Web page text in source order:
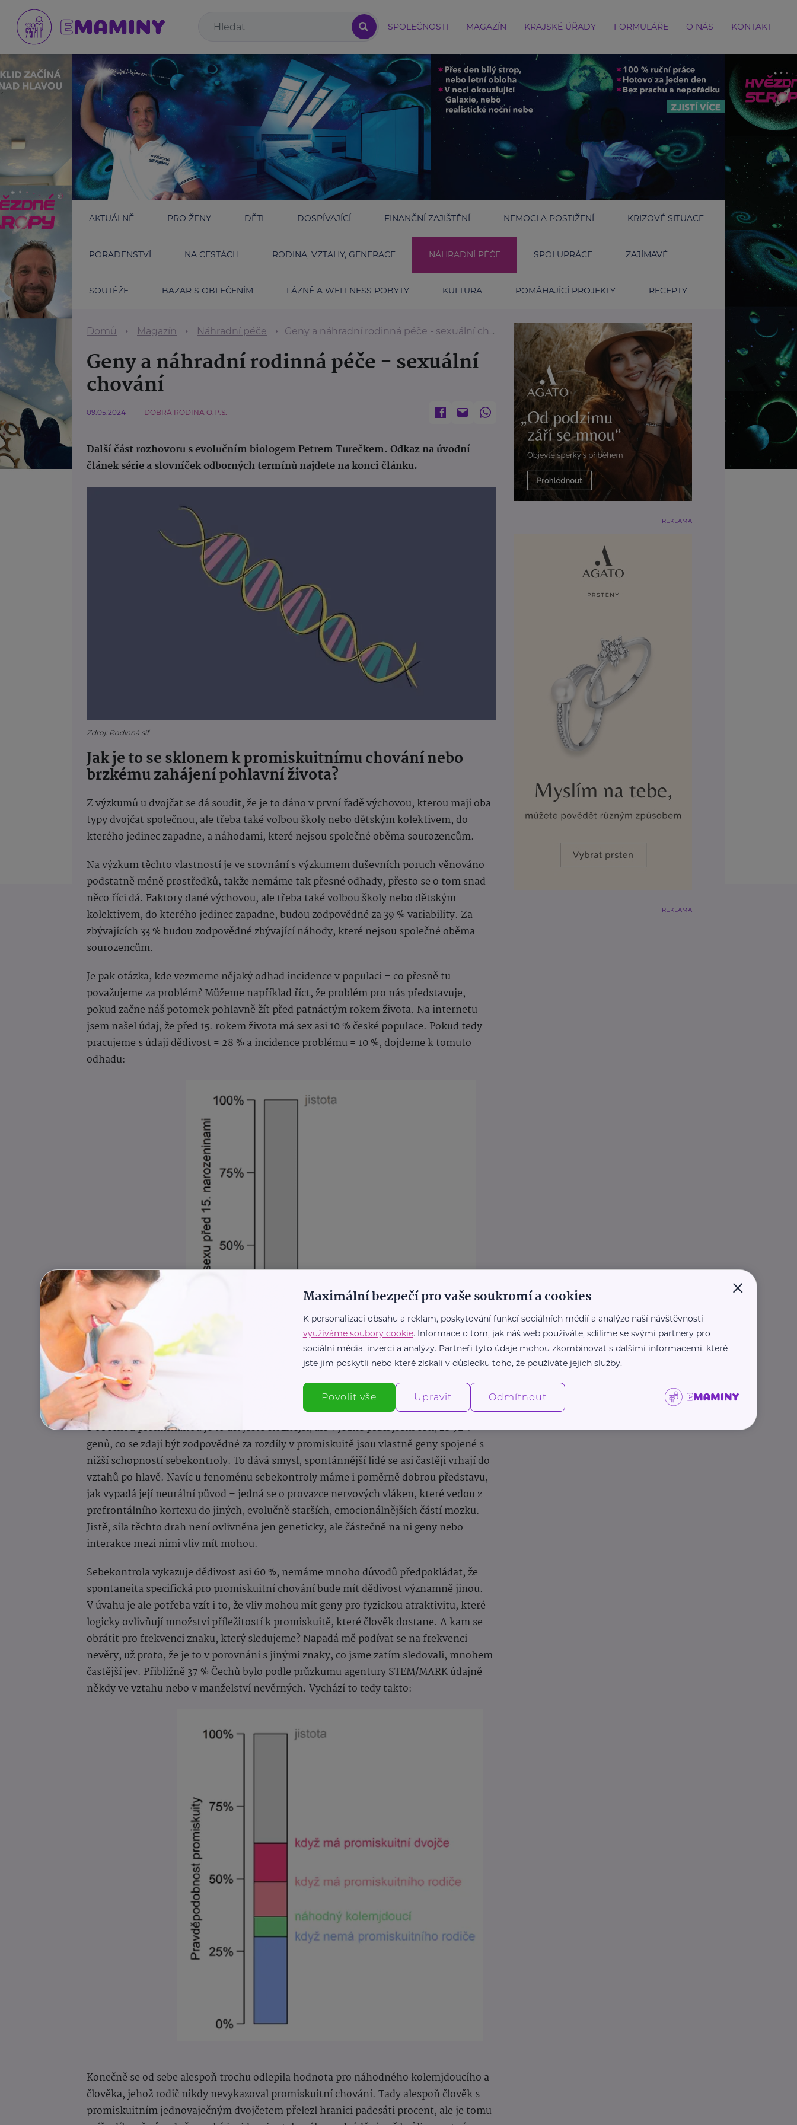
SPOLEČNOSTI MAGAZÍN KRAJSKÉ ÚŘADY FORMULÁŘE O NÁS KONTAKT
AKTUÁLNĚ PRO ŽENY DĚTI DOSPÍVAJÍCÍ FINANČNÍ ZAJIŠTĚNÍ NEMOCI A POSTIŽENÍ KRIZOVÉ SITUACE
PORADENSTVÍ NA CESTÁCH RODINA, VZTAHY, GENERACE NÁHRADNÍ PÉČE SPOLUPRÁCE ZAJÍMAVÉ
SOUTĚŽE BAZAR S OBLEČENÍM LÁZNĚ A WELLNESS POBYTY KULTURA POMÁHAJÍCÍ PROJEKTY RECEPTY
Domů Magazín Náhradní péče Geny a náhradní rodinná péče - sexuální chování
Geny a náhradní rodinná péče - sexuální
chování
09.05.2024 DOBRÁ RODINA O.P.S.
Další část rozhovoru s evolučním biologem Petrem Turečkem. Odkaz na úvodní
článek série a slovníček odborných termínů najdete na konci článku.
Zdroj: Rodinná síť
Jak je to se sklonem k promiskuitnímu chování nebo
brzkému zahájení pohlavní života?
Z výzkumů u dvojčat se dá soudit, že je to dáno v první řadě výchovou, kterou mají oba
typy dvojčat společnou, ale třeba také volbou školy nebo dětským kolektivem, do
kterého jedinec zapadne, a náhodami, které nejsou společné oběma sourozencům.
Na výzkum těchto vlastností je ve srovnání s výzkumem duševních poruch věnováno
podstatně méně prostředků, takže nemáme tak přesné odhady, přesto se o tom snad
něco říci dá. Faktory dané výchovou, ale třeba také volbou školy nebo dětským
kolektivem, do kterého jedinec zapadne, budou zodpovědné za 39 % variability. Za
zbývajících 33 % budou zodpovědné zbývající náhody, které nejsou společné oběma
sourozencům.
Je pak otázka, kde vezmeme nějaký odhad incidence v populaci – co přesně tu
považujeme za problém? Můžeme například říct, že problém pro nás představuje,
pokud začne náš potomek pohlavně žít před patnáctým rokem života. Na internetu
jsem našel údaj, že před 15. rokem života má sex asi 10 % české populace. Pokud tedy
pracujeme s údaji dědivost = 28 % a incidence problému = 10 %, dojdeme k tomuto
odhadu:
S obecnou promiskuitou je to asi ještě složitější, ale v jedné práci jsem četl, že 92 %
genů, co se zdají být zodpovědné za rozdíly v promiskuitě jsou vlastně geny spojené s
nižší schopností sebekontroly. To dává smysl, spontánnější lidé se asi častěji vrhají do
vztahů po hlavě. Navíc u fenoménu sebekontroly máme i poměrně dobrou představu,
jak vypadá její neurální původ – jedná se o provazce nervových vláken, které vedou z
prefrontálního kortexu do jiných, evolučně starších, emocionálnějších částí mozku.
Jistě, síla těchto drah není ovlivněna jen geneticky, ale částečně na ni geny nebo
interakce mezi nimi vliv mít mohou.
Sebekontrola vykazuje dědivost asi 60 %, nemáme mnoho důvodů předpokládat, že
spontaneita specifická pro promiskuitní chování bude mít dědivost významně jinou.
V úvahu je ale potřeba vzít i to, že vliv mohou mít geny pro fyzickou atraktivitu, které
logicky ovlivňují množství příležitostí k promiskuitě, které člověk dostane. A kam se
obrátit pro frekvenci znaku, který sledujeme? Napadá mě podívat se na frekvenci
nevěry, už proto, že je to v porovnání s jinými znaky, co jsme zatím sledovali, mnohem
častější jev. Přibližně 37 % Čechů bylo podle průzkumu agentury STEM/MARK údajně
někdy ve vztahu nebo v manželství nevěrných. Vychází to tedy takto:
Konečně se od sebe alespoň trochu odlepila hodnota pro náhodného kolemjdoucího a
člověka, jehož rodič nikdy nevykazoval promiskuitní chování. Tady alespoň člověk s
promiskuitním jednovaječným dvojčetem přelezl hranici padesáti procent, ale je tomu
REKLAMA
REKLAMA
×
Maximální bezpečí pro vaše soukromí a cookies
K personalizaci obsahu a reklam, poskytování funkcí sociálních médií a analýze naší návštěvnosti
využíváme soubory cookie. Informace o tom, jak náš web používáte, sdílíme se svými partnery pro
sociální média, inzerci a analýzy. Partneři tyto údaje mohou zkombinovat s dalšími informacemi, které
jste jim poskytli nebo které získali v důsledku toho, že používáte jejich služby.
Povolit vše Upravit Odmítnout